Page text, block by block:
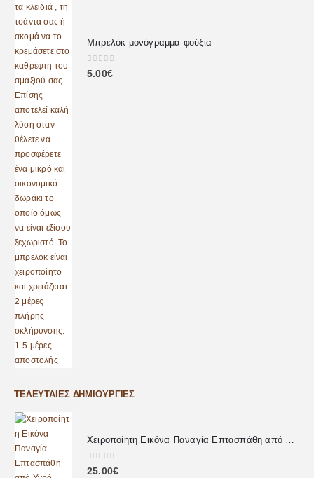
Μπρελόκ μονόγραμμα φούξια
0 out of 5
5.00€
ΤΕΛΕΥΤΑΊΕΣ ΔΗΜΙΟΥΡΓΊΕΣ
0out of 5
25.00€